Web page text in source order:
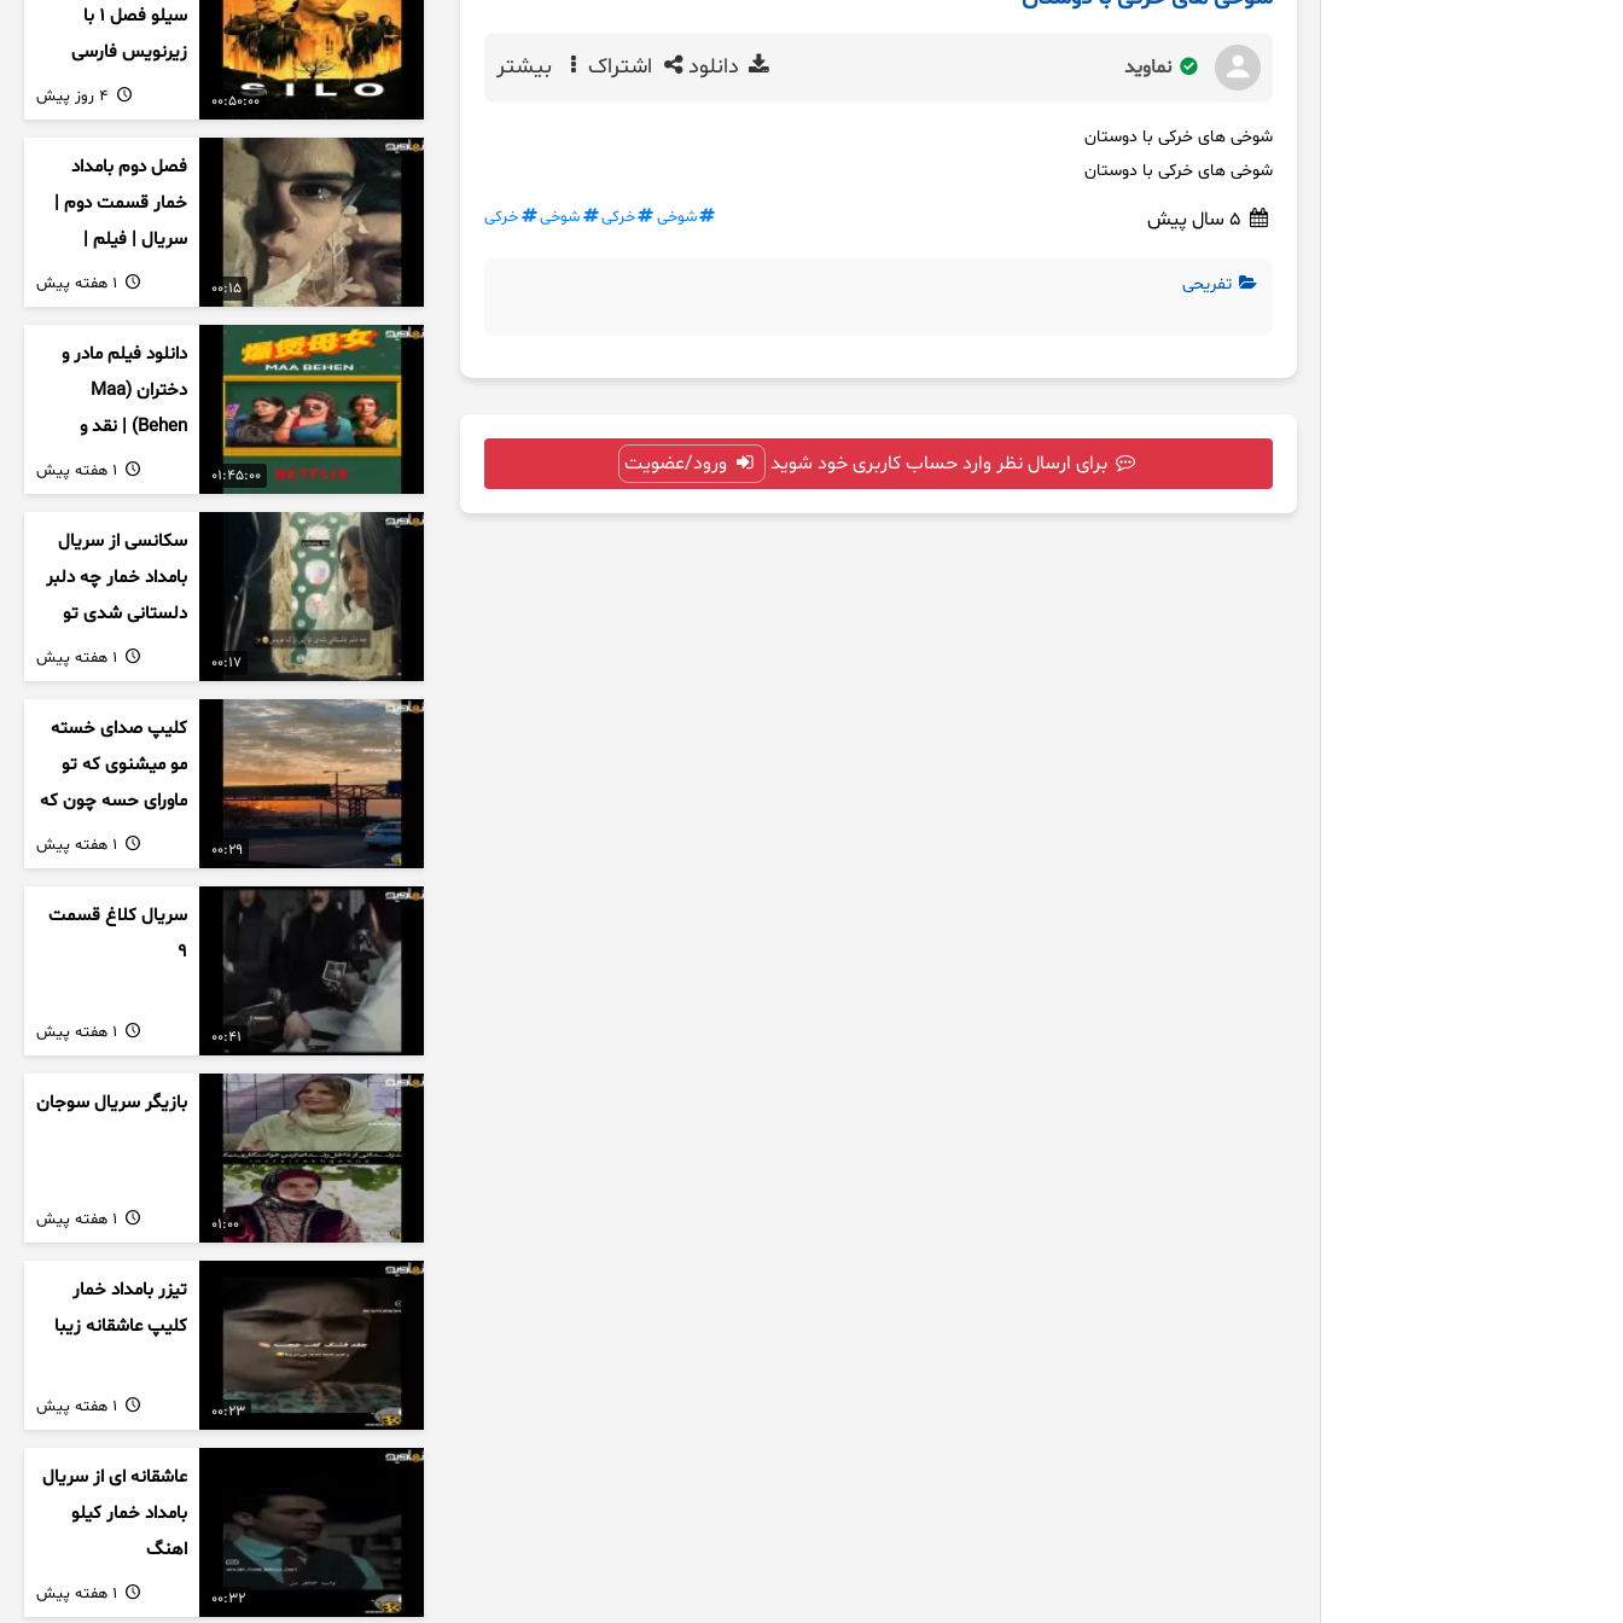
نماوید دانلود اشتراک بیشتر
شوخی های خرکی با دوستان
شوخی های خرکی با دوستان
شوخی خرکی شوخی خرکی
تفریحی
برای ارسال نظر وارد حساب کاربری خود شوید ورود/عضویت
00:50:00
سیلو فصل ۱ با
زیرنویس فارسی
00:15
فصل دوم بامداد
خمار قسمت دوم |
سریال | فیلم |
نمایش خانگی |
محبوبه | سینمایی
01:45:00
دانلود فیلم مادر و
دختران (Maa
Behen) | نقد و
بررسی درام خانوادگی
هندی
00:17
سکانسی از سریال
بامداد خمار چه دلبر
دلستانی شدی تو
این بزک عروس..
00:29
کلیپ صدای خسته
مو میشنوی که تو
ماورای حسه چون که
داریم می رسیم به
اخرای قصه
00:41
سریال کلاغ قسمت
9
01:00
بازیگر سریال سوجان
00:23
تیزر بامداد خمار
کلیپ عاشقانه زیبا
00:32
عاشقانه ای از سریال
بامداد خمار کیلو
اهنگ